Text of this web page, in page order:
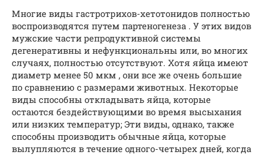
Многие виды гастротрихов-хетотонидов полностью
воспроизводятся путем партеногенеза . У этих видов
мужские части репродуктивной системы
дегенеративны и нефункциональны или, во многих
случаях, полностью отсутствуют. Хотя яйца имеют
диаметр менее 50 мкм , они все же очень большие
по сравнению с размерами животных. Некоторые
виды способны откладывать яйца, которые
остаются бездействующими во время высыхания
или низких температур; Эти виды, однако, также
способны производить обычные яйца, которые
вылупляются в течение одного-четырех дней, когда